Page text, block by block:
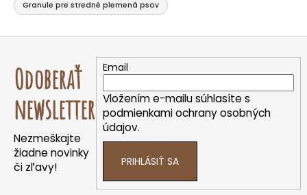
Granule pre stredné plemená psov
Odoberať
newsletter
Nezmeškajte
žiadne novinky
či zľavy!
Email
Vložením e-mailu súhlasíte s
podmienkami ochrany osobných
údajov.
PRIHLÁSIŤ SA